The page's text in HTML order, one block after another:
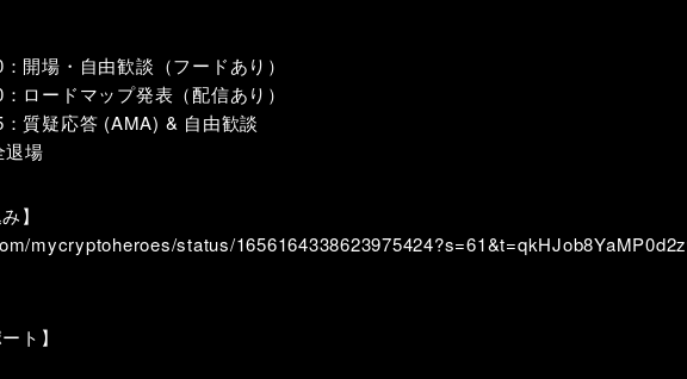
開場・自由歓談（フードあり）
ロードマップ発表（配信あり）
質疑応答 (AMA) & 自由歓談
場
】
mycryptoheroes/status/
ト】